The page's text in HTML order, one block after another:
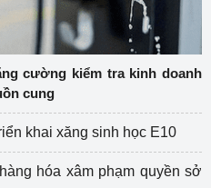
cường kiểm tra kinh doanh
cung
khai xăng sinh học E10
hóa xâm phạm quyền sở